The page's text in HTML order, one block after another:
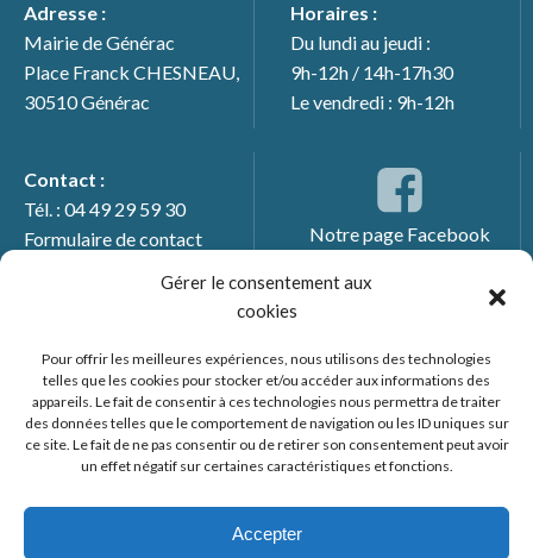
Gérer le consentement aux
cookies
Pour offrir les meilleures expériences, nous utilisons des technologies
telles que les cookies pour stocker et/ou accéder aux informations des
appareils. Le fait de consentir à ces technologies nous permettra de traiter
des données telles que le comportement de navigation ou les ID uniques sur
ce site. Le fait de ne pas consentir ou de retirer son consentement peut avoir
un effet négatif sur certaines caractéristiques et fonctions.
Accepter
Adresse :
Mairie de Générac
Place Franck CHESNEAU,
30510 Générac
Horaires :
Du lundi au jeudi :
9h-12h / 14h-17h30
Le vendredi : 9h-12h
Contact :
Tél. : 04 49 29 59 30
Formulaire de contact
Notre page Facebook